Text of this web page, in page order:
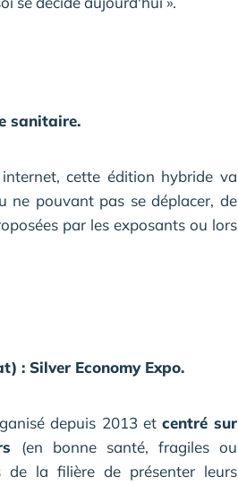
sanitaire.
cette édition hybride va
ne pouvant pas se déplacer, de
par les exposants ou lors
: Silver Economy Expo.
depuis 2013 et centré sur
(en bonne santé, fragiles ou
la filière de présenter leurs